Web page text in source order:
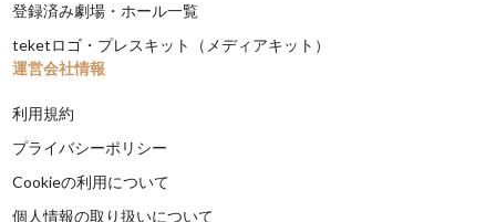
登録済み劇場・ホール一覧
teketロゴ・プレスキット（メディアキット）
運営会社情報
利用規約
プライバシーポリシー
Cookieの利用について
個人情報の取り扱いについて